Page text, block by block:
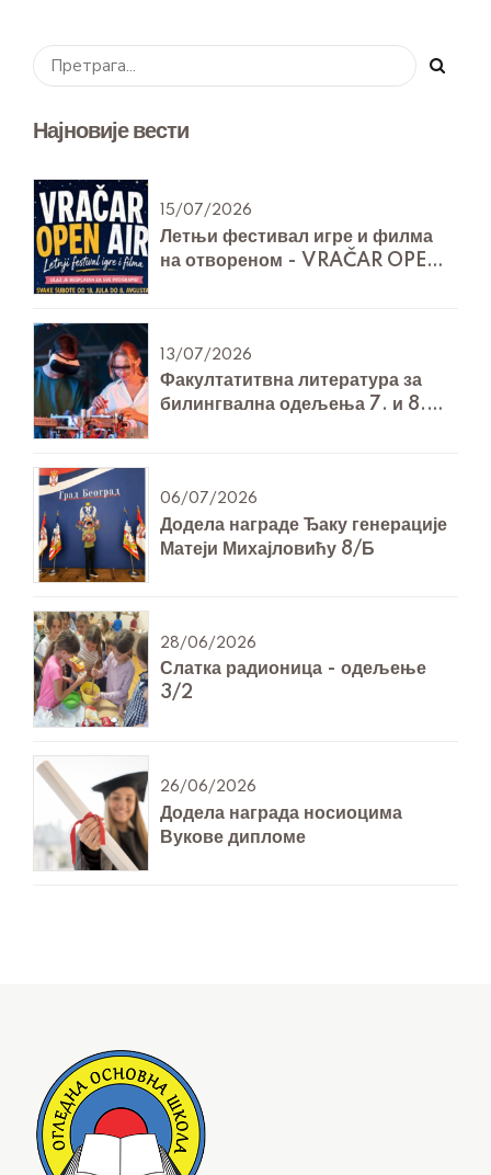
Најновије вести
15/07/2026
Летњи фестивал игре и филма
на отвореном - VRAČAR OPEN
13/07/2026
Факултатитвна литература за
билингвална одељења 7. и 8.
06/07/2026
Додела награде Ђаку генерације
Матеји Михајловићу 8/Б
28/06/2026
Слатка радионица - одељење
3/2
26/06/2026
Додела награда носиоцима
Вукове дипломе